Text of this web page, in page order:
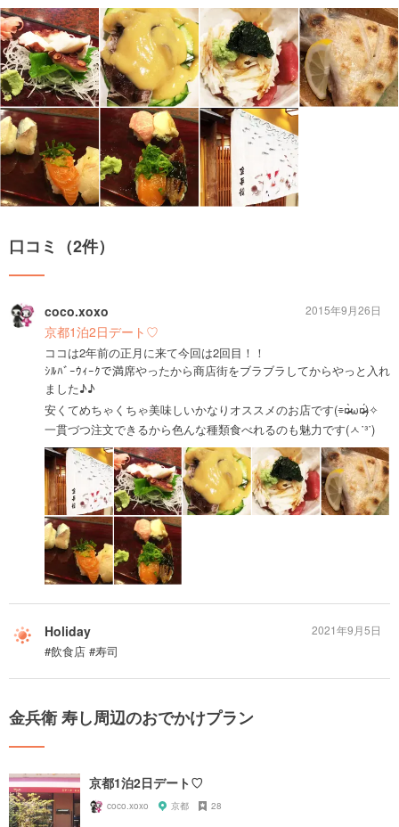
口コミ（2件）
coco.xoxo
京都1泊2日デート♡
ココは2年前の正月に来て今回は2回目！！
ｼﾙﾊﾞｰｳｨｰｸで満席やったから商店街をブラブラしてからやっと入れ
ました♪♪
安くてめちゃくちゃ美味しいかなりオススメのお店です(⌯¤̴̶̷̀ω¤̴̶̷́)✧
一貫づつ注文できるから色んな種類食べれるのも魅力です(ㅅ˙³˙)
2015年9月26日
Holiday
#飲食店 #寿司
2021年9月5日
金兵衛 寿し周辺のおでかけプラン
京都1泊2日デート♡
coco.xoxo 京都 28